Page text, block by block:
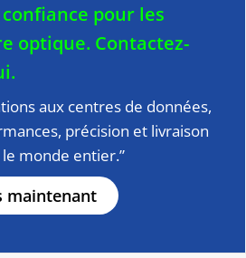
pour les
optique. Contactez-
aux centres de données,
précision et livraison
monde entier.”
maintenant